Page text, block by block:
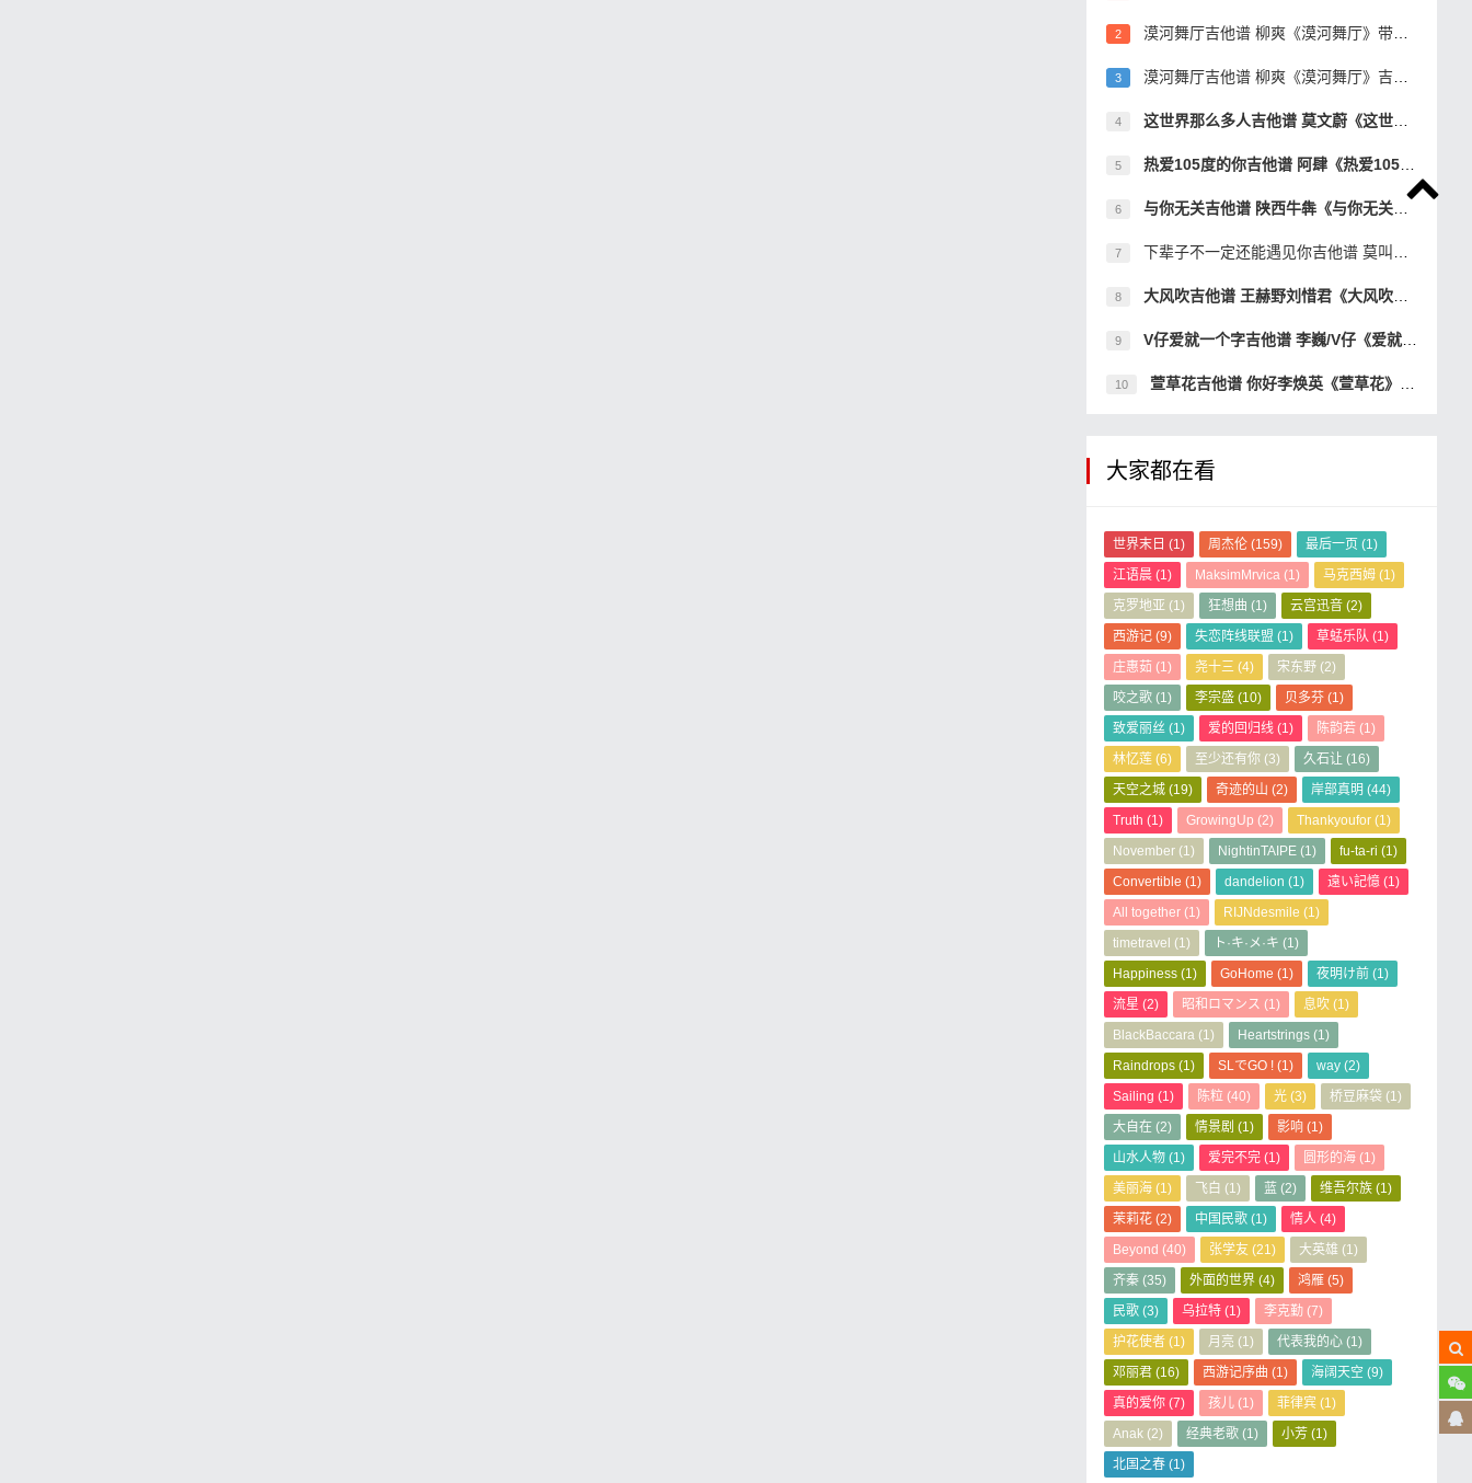
2 漠河舞厅吉他谱 柳爽《漠河舞厅》带间奏吉他弹
3 漠河舞厅吉他谱 柳爽《漠河舞厅》吉他弹唱谱
4 这世界那么多人吉他谱 莫文蔚《这世界那么多人
5 热爱105度的你吉他谱 阿肆《热爱105°c的你》吉他
6 与你无关吉他谱 陕西牛犇《与你无关》现场版吉
7 下辈子不一定还能遇见你吉他谱 莫叫姐姐吉他弹
8 大风吹吉他谱 王赫野刘惜君《大风吹》BillieJea
9 V仔爱就一个字吉他谱 李巍/V仔《爱就一个字》吉
10 萱草花吉他谱 你好李焕英《萱草花》完美还原版
大家都在看
世界末日 (1) 周杰伦 (159) 最后一页 (1)
江语晨 (1) MaksimMrvica (1) 马克西姆 (1)
克罗地亚 (1) 狂想曲 (1) 云宫迅音 (2)
西游记 (9) 失恋阵线联盟 (1) 草蜢乐队 (1)
庄惠茹 (1) 尧十三 (4) 宋东野 (2)
咬之歌 (1) 李宗盛 (10) 贝多芬 (1)
致爱丽丝 (1) 爱的回归线 (1) 陈韵若 (1)
林忆莲 (6) 至少还有你 (3) 久石让 (16)
天空之城 (19) 奇迹的山 (2) 岸部真明 (44)
Truth (1) GrowingUp (2) Thankyoufor (1)
November (1) NightinTAIPE (1) fu-ta-ri (1)
Convertible (1) dandelion (1) 遠い記憶 (1)
All together (1) RIJNdesmile (1)
timetravel (1) ト·キ·メ·キ (1)
Happiness (1) GoHome (1) 夜明け前 (1)
流星 (2) 昭和ロマンス (1) 息吹 (1)
BlackBaccara (1) Heartstrings (1)
Raindrops (1) SLでGO ! (1) way (2)
Sailing (1) 陈粒 (40) 光 (3) 桥豆麻袋 (1)
大自在 (2) 情景剧 (1) 影响 (1)
山水人物 (1) 爱完不完 (1) 圆形的海 (1)
美丽海 (1) 飞白 (1) 蓝 (2) 维吾尔族 (1)
茉莉花 (2) 中国民歌 (1) 情人 (4)
Beyond (40) 张学友 (21) 大英雄 (1)
齐秦 (35) 外面的世界 (4) 鸿雁 (5)
民歌 (3) 乌拉特 (1) 李克勤 (7)
护花使者 (1) 月亮 (1) 代表我的心 (1)
邓丽君 (16) 西游记序曲 (1) 海阔天空 (9)
真的爱你 (7) 孩儿 (1) 菲律宾 (1)
Anak (2) 经典老歌 (1) 小芳 (1)
北国之春 (1)